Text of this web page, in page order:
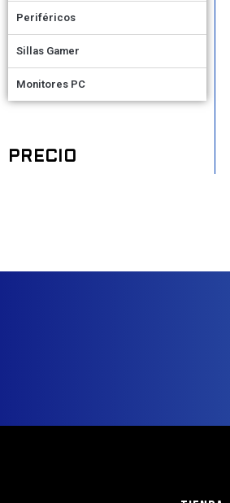
Periféricos
Sillas Gamer
Monitores PC
PRECIO